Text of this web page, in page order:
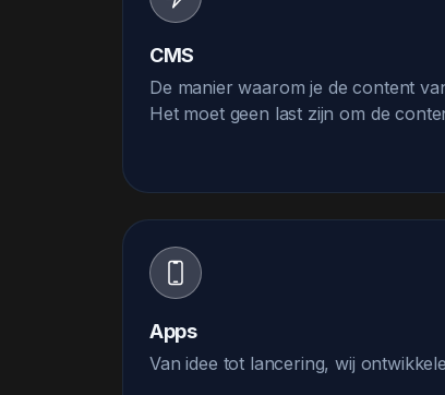
CMS
De manier waarom je de content
Het moet geen last zijn om de
Apps
Van idee tot lancering, wij